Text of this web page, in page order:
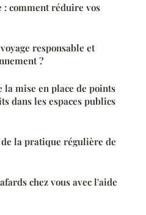
: comment réduire vos
responsable et
?
la mise en place de points
dans les espaces publics
la pratique régulière de
chez vous avec l'aide